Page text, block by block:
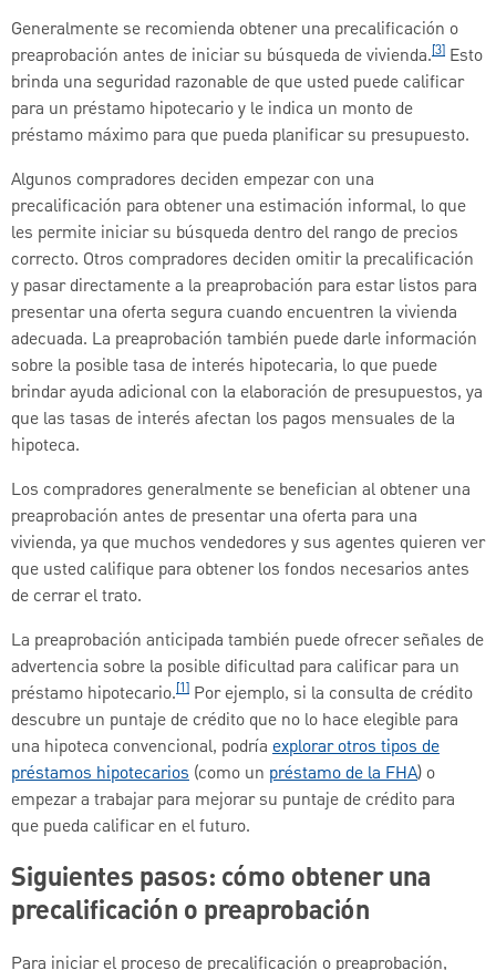
Generalmente se recomienda obtener una precalificación o
preaprobación antes de iniciar su búsqueda de vivienda.[3] Esto
brinda una seguridad razonable de que usted puede calificar
para un préstamo hipotecario y le indica un monto de
préstamo máximo para que pueda planificar su presupuesto.
Algunos compradores deciden empezar con una
precalificación para obtener una estimación informal, lo que
les permite iniciar su búsqueda dentro del rango de precios
correcto. Otros compradores deciden omitir la precalificación
y pasar directamente a la preaprobación para estar listos para
presentar una oferta segura cuando encuentren la vivienda
adecuada. La preaprobación también puede darle información
sobre la posible tasa de interés hipotecaria, lo que puede
brindar ayuda adicional con la elaboración de presupuestos, ya
que las tasas de interés afectan los pagos mensuales de la
hipoteca.
Los compradores generalmente se benefician al obtener una
preaprobación antes de presentar una oferta para una
vivienda, ya que muchos vendedores y sus agentes quieren ver
que usted califique para obtener los fondos necesarios antes
de cerrar el trato.
La preaprobación anticipada también puede ofrecer señales de
advertencia sobre la posible dificultad para calificar para un
préstamo hipotecario.[1] Por ejemplo, si la consulta de crédito
descubre un puntaje de crédito que no lo hace elegible para
una hipoteca convencional, podría explorar otros tipos de
préstamos hipotecarios (como un préstamo de la FHA) o
empezar a trabajar para mejorar su puntaje de crédito para
que pueda calificar en el futuro.
Siguientes pasos: cómo obtener una
precalificación o preaprobación
Para iniciar el proceso de precalificación o preaprobación,